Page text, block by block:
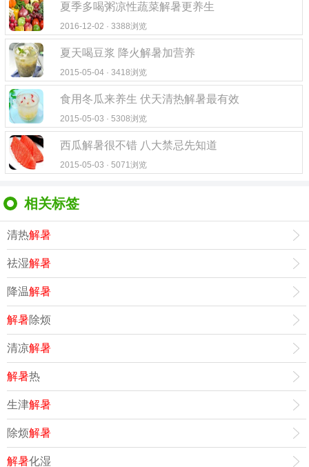
夏季多喝粥凉性蔬菜解暑更养生
2016-12-02 · 3388浏览
夏天喝豆浆 降火解暑加营养
2015-05-04 · 3418浏览
食用冬瓜来养生 伏天清热解暑最有效
2015-05-03 · 5308浏览
西瓜解暑很不错 八大禁忌先知道
2015-05-03 · 5071浏览
相关标签
清热解暑
祛湿解暑
降温解暑
解暑除烦
清凉解暑
解暑热
生津解暑
除烦解暑
解暑化湿